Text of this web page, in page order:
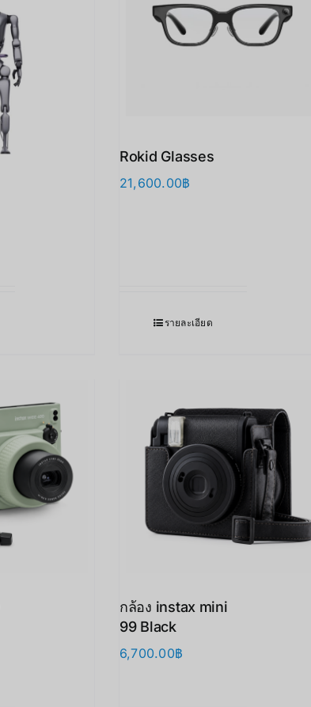
Rokid Glasses
21,600.00฿
รายละเอียด
กล้อง instax mini
99 Black
6,700.00฿